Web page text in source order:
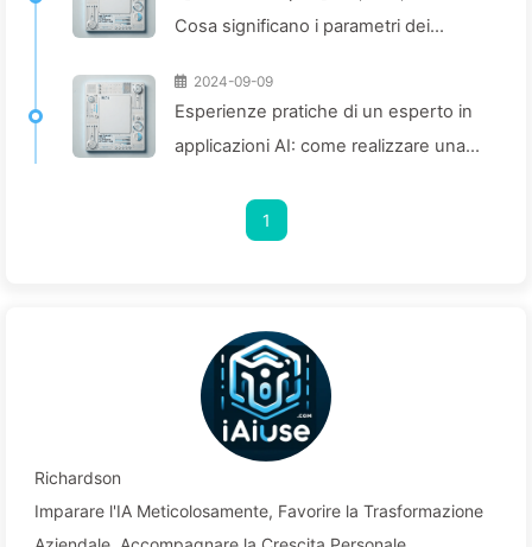
Cosa significano i parametri dei
scegliere la giusta soluzione di modelli
2024-09-09
Esperienze pratiche di un esperto in
applicazioni AI: come realizzare una
blog attraverso strumenti intelligenti
1
Richardson
Imparare l'IA Meticolosamente, Favorire la Trasformazione